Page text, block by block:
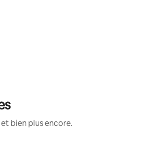
bien plus encore.